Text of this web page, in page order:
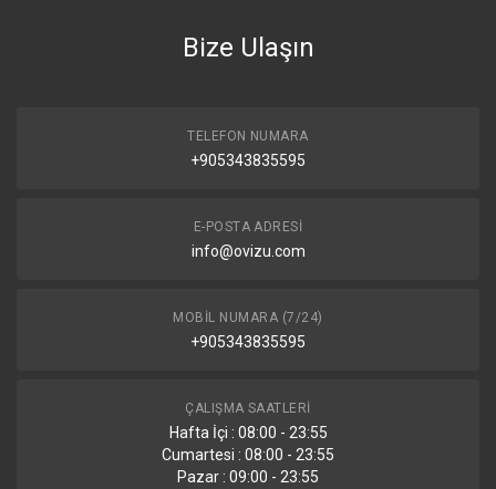
Bize Ulaşın
TELEFON NUMARA
+905343835595
E-POSTA ADRESI
info@ovizu.com
MOBIL NUMARA (7/24)
+905343835595
ÇALIŞMA SAATLERI
Hafta İçi : 08:00 - 23:55
Cumartesi : 08:00 - 23:55
Pazar : 09:00 - 23:55